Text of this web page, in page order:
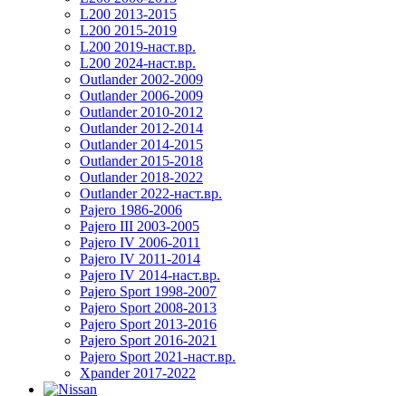
L200 2013-2015
L200 2015-2019
L200 2019-наст.вр.
L200 2024-наст.вр.
Outlander 2002-2009
Outlander 2006-2009
Outlander 2010-2012
Outlander 2012-2014
Outlander 2014-2015
Outlander 2015-2018
Outlander 2018-2022
Outlander 2022-наст.вр.
Pajero 1986-2006
Pajero III 2003-2005
Pajero IV 2006-2011
Pajero IV 2011-2014
Pajero IV 2014-наст.вр.
Pajero Sport 1998-2007
Pajero Sport 2008-2013
Pajero Sport 2013-2016
Pajero Sport 2016-2021
Pajero Sport 2021-наст.вр.
Xpander 2017-2022